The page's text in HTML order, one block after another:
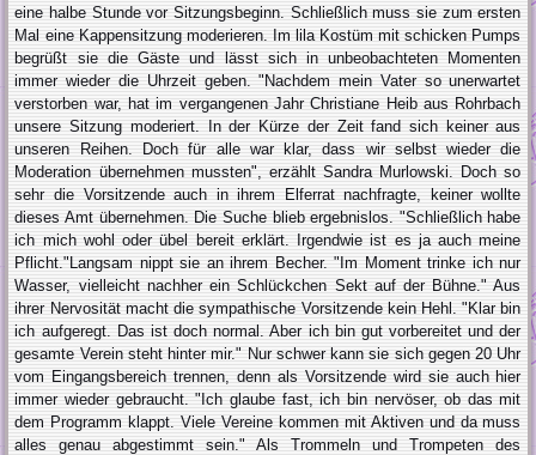
eine halbe Stunde vor Sitzungs­beginn. Schließlich muss sie zum ers­ten
Mal eine Kappensitzung moderie­ren. Im lila Kostüm mit schicken Pumps
begrüßt sie die Gäste und lässt sich in unbeobachteten Momenten
immer wieder die Uhrzeit geben. "Nachdem mein Vater so unerwartet
verstorben war, hat im vergangenen Jahr Christiane Heib aus Rohrbach
unsere Sitzung moderiert. In der Kür­ze der Zeit fand sich keiner aus
unse­ren Reihen. Doch für alle war klar, dass wir selbst wieder die
Moderation über­nehmen mussten", erzählt Sandra Murlowski. Doch so
sehr die Vorsit­zende auch in ihrem Elferrat nachfrag­te, keiner wollte
dieses Amt überneh­men. Die Suche blieb ergebnislos. "Schließlich habe
ich mich wohl oder übel bereit erklärt. Irgendwie ist es ja auch meine
Pflicht."Langsam nippt sie an ihrem Becher. "Im Moment trinke ich nur
Wasser, vielleicht nachher ein Schlückchen Sekt auf der Bühne." Aus
ihrer Nervo­sität macht die sympathische Vorsit­zende kein Hehl. "Klar bin
ich aufge­regt. Das ist doch normal. Aber ich bin gut vorbereitet und der
gesamte Ver­ein steht hinter mir." Nur schwer kann sie sich gegen 20 Uhr
vom Eingangs­bereich trennen, denn als Vorsitzende wird sie auch hier
immer wieder ge­braucht. "Ich glaube fast, ich bin ner­vöser, ob das mit
dem Programm klappt. Viele Vereine kommen mit Ak­tiven und da muss
alles genau abge­stimmt sein." Als Trommeln und Trompeten des